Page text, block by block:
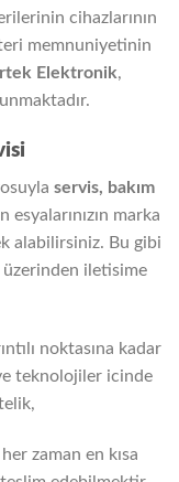
cihazlarının
memnuniyetinin
Elektronik,
servis, bakım
marka
alabilirsiniz. Bu gibi
iletisime
noktasına kadar
teknolojiler icinde
zaman en kısa